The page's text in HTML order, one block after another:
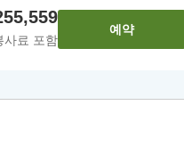
사료 포함
예약